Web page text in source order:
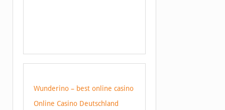
Wunderino – best online casino
Online Casino Deutschland